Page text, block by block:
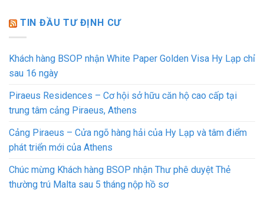
TIN ĐẦU TƯ ĐỊNH CƯ
Khách hàng BSOP nhận White Paper Golden Visa Hy Lạp chỉ
sau 16 ngày
Piraeus Residences – Cơ hội sở hữu căn hộ cao cấp tại
trung tâm cảng Piraeus, Athens
Cảng Piraeus – Cửa ngõ hàng hải của Hy Lạp và tâm điểm
phát triển mới của Athens
Chúc mừng Khách hàng BSOP nhận Thư phê duyệt Thẻ
thường trú Malta sau 5 tháng nộp hồ sơ